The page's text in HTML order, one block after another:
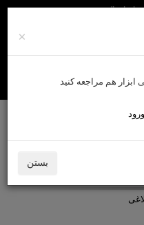
های ارسال
×
ابزار هم مراجعه کنید
بستن